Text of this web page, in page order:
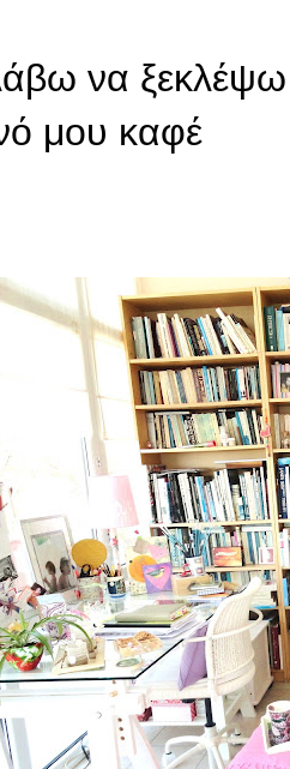
να ξεκλέψω
μου καφέ